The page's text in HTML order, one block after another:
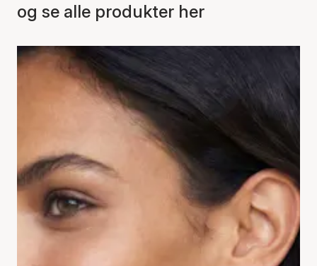
og se alle produkter her